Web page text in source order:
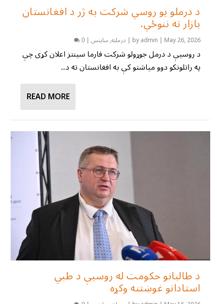
د درملو یو روسي شرکت به ژر د افغانستان
بازار ته ننوځي.
byadmin | May 26, 2026
| درملنه,ساینس |
0
د روسیې د درمل جوړولو شرکت فارما سینتز اعلان کړی چې
په راتلونکو دوو میاشتو کې به افغانستان ته د...
READ MORE
د طالبانو حکومت له روسیې د طبي
استادانو غوښتنه وکړه